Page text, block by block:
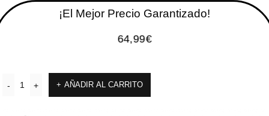
¡El Mejor Precio Garantizado!
64,99€
AÑADIR AL CARRITO